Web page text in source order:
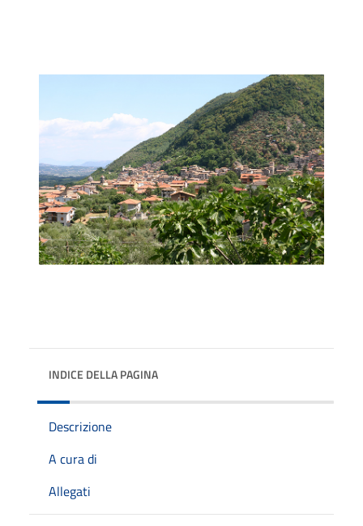
INDICE DELLA PAGINA
Descrizione
A cura di
Allegati